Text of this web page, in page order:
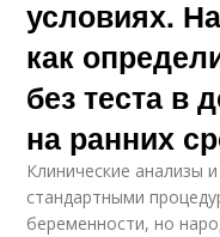
условиях.
как
без теста в
на ранних
Клинические анализы
стандартными
беременности, но